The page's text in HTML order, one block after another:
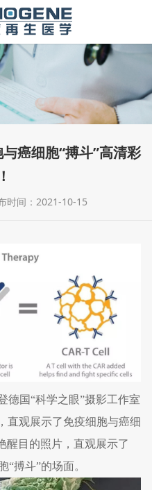
癌细胞“搏斗”高清彩
时间：2021-10-15
德国“科学之眼”摄影工作室
直观展示了免疫细胞与癌细
醒目的照片，直观展示了
“搏斗”的场面。